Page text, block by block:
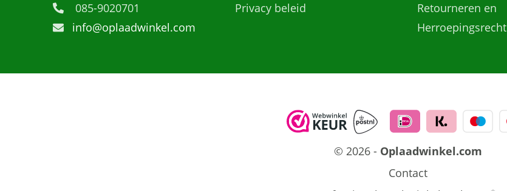
085-9020701
info@oplaadwinkel.com
Privacy beleid
Retourneren en
Herroepingsrecht
© 2026 - Oplaadwinkel.com
Contact